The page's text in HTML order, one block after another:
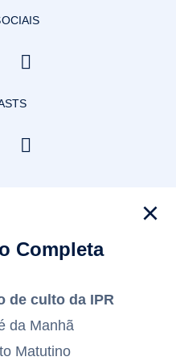
Completa
de culto da IPR
da Manhã
Matutino